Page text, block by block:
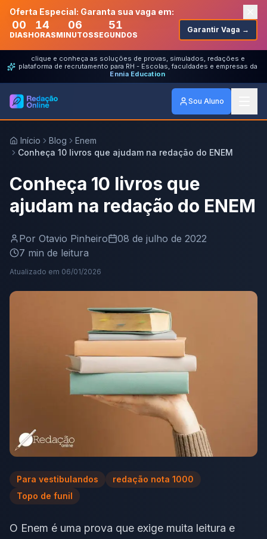
Oferta Especial: Garanta sua vaga em:
00
DIAS
14
HORAS
06
MINUTOS
51
SEGUNDOS
Garantir Vaga →
clique e conheça as soluções de provas, simulados, redações e
plataforma de recrutamento para RH - Escolas, faculdades e empresas da
Ennia Education
Sou Aluno
Início Blog
Enem
Conheça 10 livros que ajudam na redação do ENEM
Conheça 10 livros que
ajudam na redação do ENEM
Por Otavio Pinheiro
08 de julho de 2022
7 min de leitura
Atualizado em 06/01/2026
Para vestibulandos
redação nota 1000
Topo de funil
O Enem é uma prova que exige muita leitura e